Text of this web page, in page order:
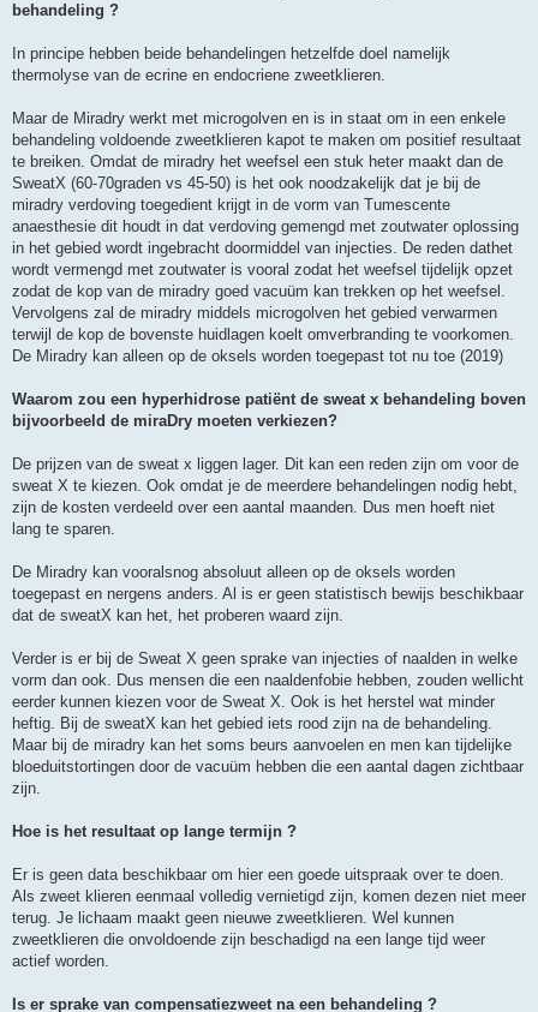
behandeling ?
In principe hebben beide behandelingen hetzelfde doel namelijk
thermolyse van de ecrine en endocriene zweetklieren.
Maar de Miradry werkt met microgolven en is in staat om in een enkele
behandeling voldoende zweetklieren kapot te maken om positief resultaat
te breiken. Omdat de miradry het weefsel een stuk heter maakt dan de
SweatX (60-70graden vs 45-50) is het ook noodzakelijk dat je bij de
miradry verdoving toegedient krijgt in de vorm van Tumescente
anaesthesie dit houdt in dat verdoving gemengd met zoutwater oplossing
in het gebied wordt ingebracht doormiddel van injecties. De reden dathet
wordt vermengd met zoutwater is vooral zodat het weefsel tijdelijk opzet
zodat de kop van de miradry goed vacuüm kan trekken op het weefsel.
Vervolgens zal de miradry middels microgolven het gebied verwarmen
terwijl de kop de bovenste huidlagen koelt omverbranding te voorkomen.
De Miradry kan alleen op de oksels worden toegepast tot nu toe (2019)
Waarom zou een hyperhidrose patiënt de sweat x behandeling boven
bijvoorbeeld de miraDry moeten verkiezen?
De prijzen van de sweat x liggen lager. Dit kan een reden zijn om voor de
sweat X te kiezen. Ook omdat je de meerdere behandelingen nodig hebt,
zijn de kosten verdeeld over een aantal maanden. Dus men hoeft niet
lang te sparen.
De Miradry kan vooralsnog absoluut alleen op de oksels worden
toegepast en nergens anders. Al is er geen statistisch bewijs beschikbaar
dat de sweatX kan het, het proberen waard zijn.
Verder is er bij de Sweat X geen sprake van injecties of naalden in welke
vorm dan ook. Dus mensen die een naaldenfobie hebben, zouden wellicht
eerder kunnen kiezen voor de Sweat X. Ook is het herstel wat minder
heftig. Bij de sweatX kan het gebied iets rood zijn na de behandeling.
Maar bij de miradry kan het soms beurs aanvoelen en men kan tijdelijke
bloeduitstortingen door de vacuüm hebben die een aantal dagen zichtbaar
zijn.
Hoe is het resultaat op lange termijn ?
Er is geen data beschikbaar om hier een goede uitspraak over te doen.
Als zweet klieren eenmaal volledig vernietigd zijn, komen dezen niet meer
terug. Je lichaam maakt geen nieuwe zweetklieren. Wel kunnen
zweetklieren die onvoldoende zijn beschadigd na een lange tijd weer
actief worden.
Is er sprake van compensatiezweet na een behandeling ?